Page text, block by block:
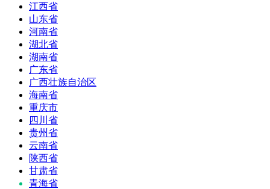
江西省
山东省
河南省
湖北省
湖南省
广东省
广西壮族自治区
海南省
重庆市
四川省
贵州省
云南省
陕西省
甘肃省
青海省